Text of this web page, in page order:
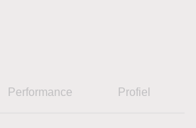
Performance Profiel